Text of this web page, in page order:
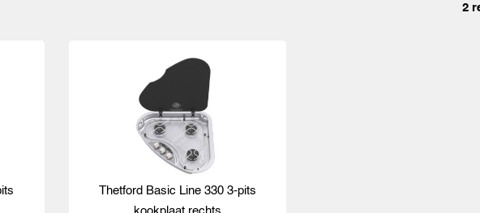
2
Thetford Basic Line 330 3-pits